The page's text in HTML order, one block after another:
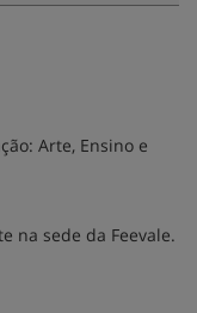
Arte, Ensino e
na sede da Feevale.